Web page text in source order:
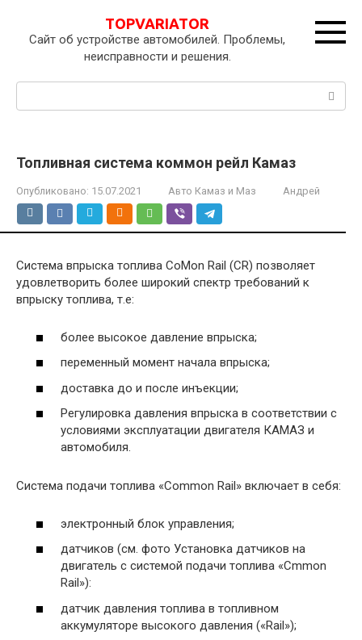
контенту
TOPVARIATOR
Сайт об устройстве автомобилей. Проблемы,
неисправности и решения.
Поиск:
Топливная система коммон рейл Камаз
Опубликовано: 15.07.2021 Авто Камаз и Маз Андрей
Система впрыска топлива CoMon Rail (CR) позволяет
удовлетворить более широкий спектр требований к
впрыску топлива, т.е:
более высокое давление впрыска;
переменный момент начала впрыска;
доставка до и после инъекции;
Регулировка давления впрыска в соответствии с
условиями эксплуатации двигателя КАМАЗ и
автомобиля.
Система подачи топлива «Common Rail» включает в себя:
электронный блок управления;
датчиков (см. фото Установка датчиков на
двигатель с системой подачи топлива «Cmmon
Rail»):
датчик давления топлива в топливном
аккумуляторе высокого давления («Rail»);